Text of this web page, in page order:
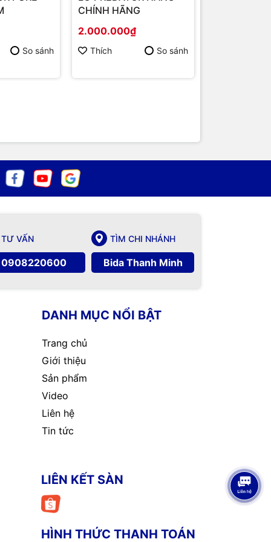
So sánh
CHÍNH HÃNG
2.000.000₫
Thích So sánh
TƯ VẤN
0908220600
TÌM CHI NHÁNH
Bida Thanh Minh
DANH MỤC NỔI BẬT
Trang chủ
Giới thiệu
Sản phẩm
Video
Liên hệ
Tin tức
LIÊN KẾT SÀN
HÌNH THỨC THANH TOÁN